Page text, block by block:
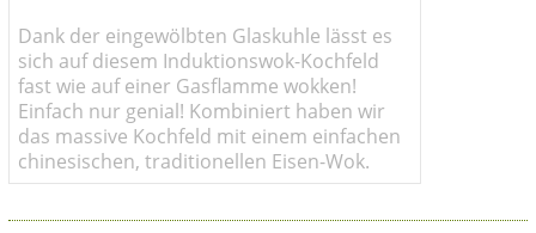
Dank der eingewölbten Glaskuhle lässt es
sich auf diesem Induktionswok-Kochfeld
fast wie auf einer Gasflamme wokken!
Einfach nur genial! Kombiniert haben wir
das massive Kochfeld mit einem einfachen
chinesischen, traditionellen Eisen-Wok.